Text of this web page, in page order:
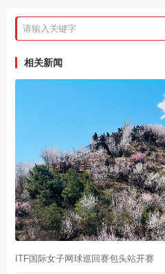
相关新闻
ITF国际女子网球巡回赛包头站开赛